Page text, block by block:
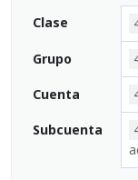
Clase
Grupo
Cuenta
Subcuenta